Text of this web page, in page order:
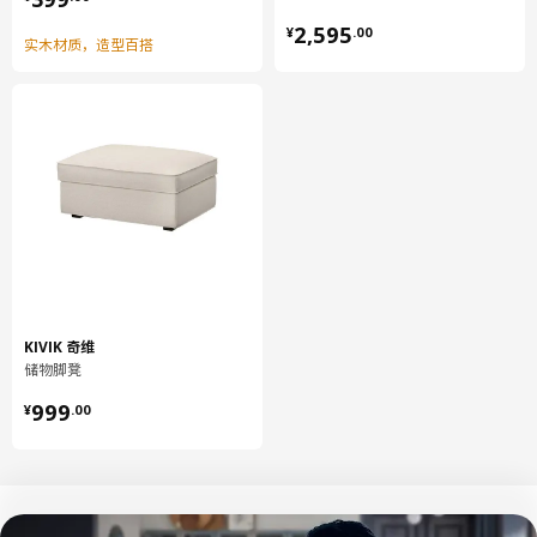
实木材质，造型百搭
KIVIK 奇维
储物脚凳
¥999.00
¥ 999.00
¥2,595.00
¥ 2595.00